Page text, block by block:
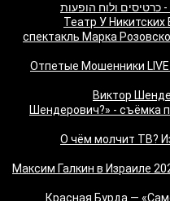
"Театр У
спектакль Марка
Отпетые Мошенники
Виктор
Шендерович?» - съёмка
«О чём молчит ТВ?
Максим Галкин в Израиле
Красная Бурда —